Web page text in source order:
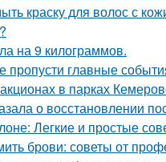
краску для волос с
на 9 килограммов.
главные
в парках
о восстановлении
Легкие и простые
брови: советы от